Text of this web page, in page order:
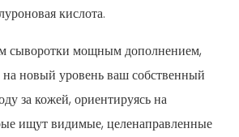
кислота.
сыворотки мощным дополнением,
новый уровень ваш собственный
за кожей, ориентируясь на
ищут видимые, целенаправленные